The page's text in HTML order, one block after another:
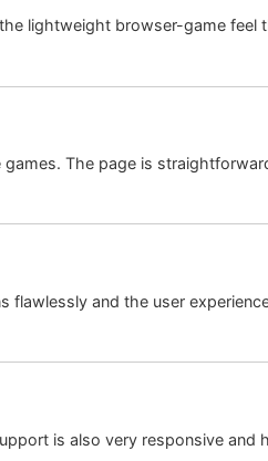
lightweight browser-game feel
The page is
and the user
is also very responsive and